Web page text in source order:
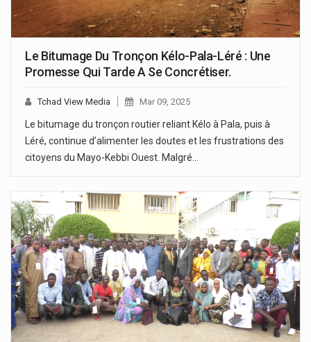
Le Bitumage Du Tronçon Kélo-Pala-Léré : Une
Promesse Qui Tarde A Se Concrétiser.
Tchad View Media Mar 09, 2025
Le bitumage du tronçon routier reliant Kélo à Pala, puis à
Léré, continue d’alimenter les doutes et les frustrations des
citoyens du Mayo-Kebbi Ouest. Malgré…